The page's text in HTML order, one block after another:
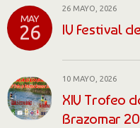
MAY
26
26 MAYO, 2026
IV Festival
10 MAYO, 2026
XIV Trofeo
Brazomar